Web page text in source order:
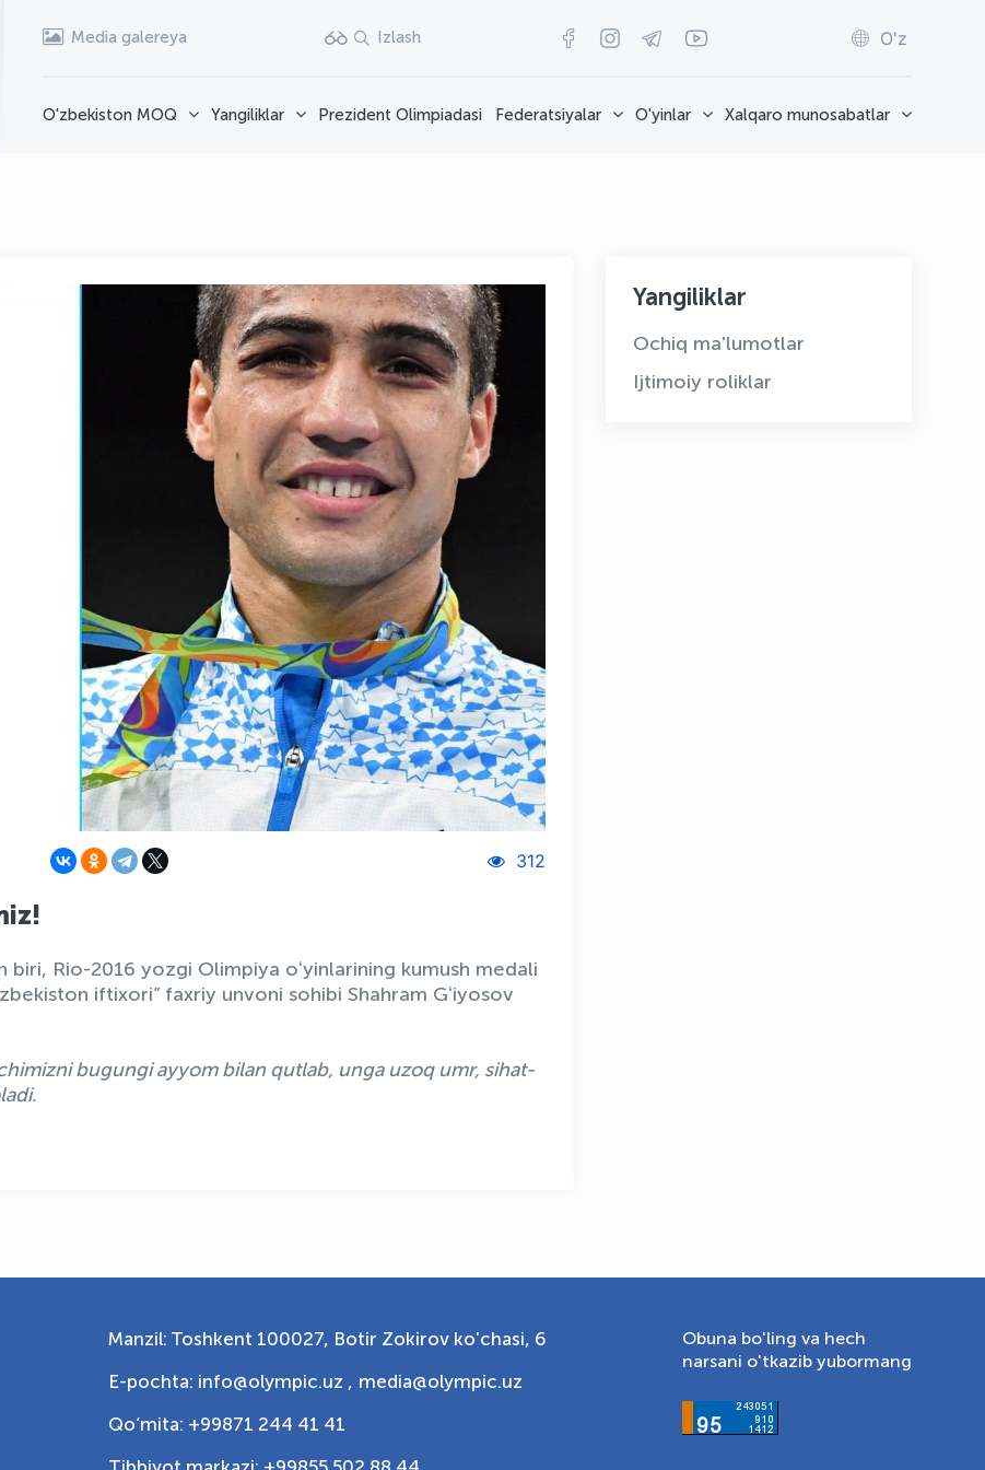
Media galereya Izlash O'z
O'zbekiston MOQ Yangiliklar Prezident Olimpiadasi Federatsiyalar O'yinlar Xalqaro munosabatlar
312
biri, Rio-2016 yozgi Olimpiya oʻyinlarining kumush medali
iftixori” faxriy unvoni sohibi Shahram Gʻiyosov
bugungi ayyom bilan qutlab, unga uzoq umr, sihat-
Yangiliklar
Ochiq ma'lumotlar
Ijtimoiy roliklar
Manzil: Toshkent 100027, Botir Zokirov ko'chasi, 6
E-pochta: info@olympic.uz , media@olympic.uz
Qo‘mita: +99871 244 41 41
Obuna bo'ling va hech
narsani o'tkazib yubormang